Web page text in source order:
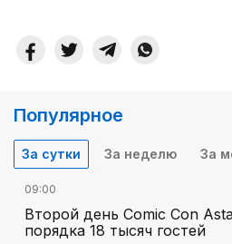
Популярное
За сутки За неделю За
09:00
Второй день Comic Con
порядка 18 тысяч гостей